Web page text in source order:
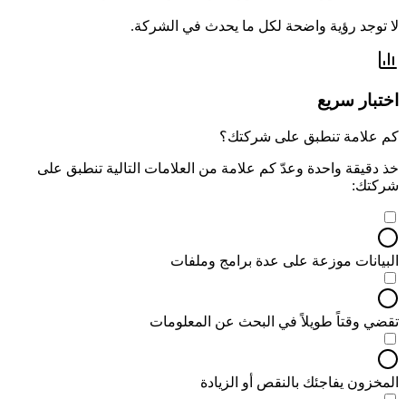
لا توجد رؤية واضحة لكل ما يحدث في الشركة.
اختبار سريع
كم علامة تنطبق على شركتك؟
خذ دقيقة واحدة وعدّ كم علامة من العلامات التالية تنطبق على
شركتك:
البيانات موزعة على عدة برامج وملفات
تقضي وقتاً طويلاً في البحث عن المعلومات
المخزون يفاجئك بالنقص أو الزيادة